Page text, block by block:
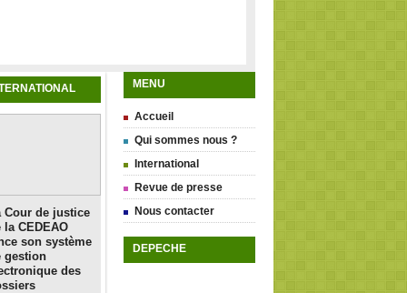
Cour de justice
la CEDEAO
son système
gestion
des
MENU
Accueil
Qui sommes nous ?
International
Revue de presse
Nous contacter
DEPECHE